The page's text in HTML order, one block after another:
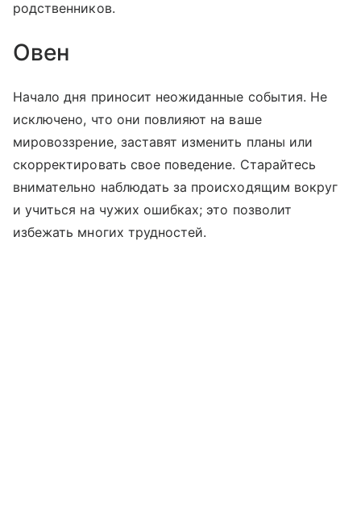
родственников.
Овен
Начало дня приносит неожиданные события. Не
исключено, что они повлияют на ваше
мировоззрение, заставят изменить планы или
скорректировать свое поведение. Старайтесь
внимательно наблюдать за происходящим вокруг
и учиться на чужих ошибках; это позволит
избежать многих трудностей.